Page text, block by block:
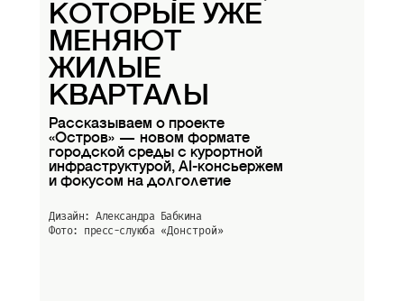
КОТОРЫЕ УЖЕ
МЕНЯЮТ
ЖИЛЫЕ
КВАРТАЛЫ
Рассказываем о проекте
«Остров» — новом формате
городской среды с курортной
инфраструктурой, AI-консьержем
и фокусом на долголетие
Дизайн: Александра Бабкина
Фото: пресс-слуюба «Донстрой»